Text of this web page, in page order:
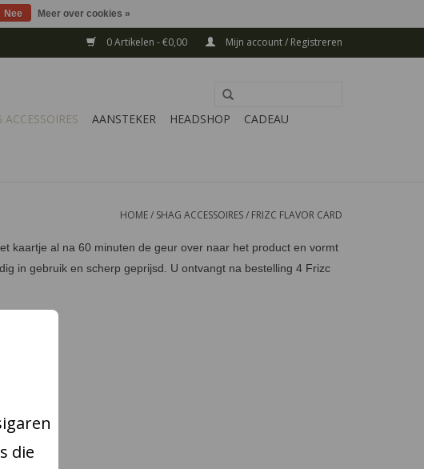
0 Artikelen - €0,00 Mijn account / Registreren
ACCESSOIRES AANSTEKER HEADSHOP
CADEAU
HOME/ SHAG ACCESSOIRES/ FRIZC FLAVOR CARD
kaartje al na 60 minuten de geur over naar het product en vormt
in gebruik en scherp geprijsd. U ontvangt na bestelling 4 Frizc
Nee Meer over cookies »
die